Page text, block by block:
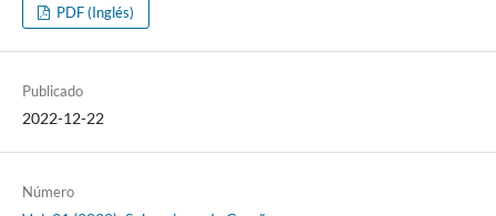
PDF (Inglés)
Publicado
2022-12-22
Número